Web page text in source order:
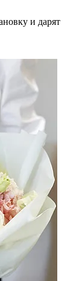
и дарят